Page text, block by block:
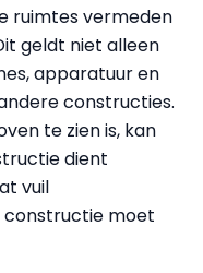
ruimtes vermeden
geldt niet alleen
apparatuur en
constructies.
te zien is, kan
dient
vuil
constructie moet